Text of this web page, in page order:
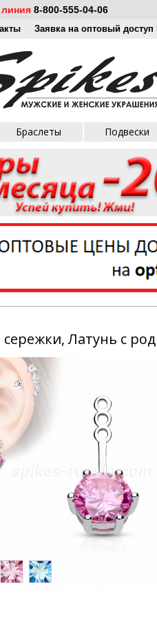
линия 8-800-555-04-06
Заявка на оптовый
Браслеты Подвески
сережки, Латунь с